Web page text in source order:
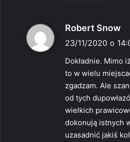
Robert Snow
i
e
:
23/11/2020 o
Dokładnie. Mimo
to w wielu
zgadzam. Ale
od tych
wielkich
dokonują istnych
uzasadnić jakiś